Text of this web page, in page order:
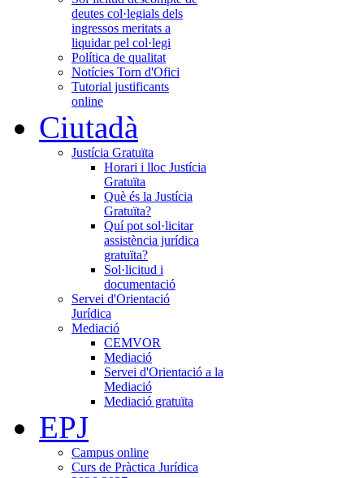
deutes col·legials dels
ingressos meritats a
liquidar pel col·legi
Política de qualitat
Notícies Torn d'Ofici
Tutorial justificants
online
Ciutadà
Justícia Gratuïta
Horari i lloc Justícia
Gratuïta
Què és la Justícia
Gratuïta?
Quí pot sol·licitar
assistència jurídica
gratuïta?
Sol·licitud i
documentació
Servei d'Orientació
Jurídica
Mediació
CEMVOR
Mediació
Servei d'Orientació a la
Mediació
Mediació gratuïta
EPJ
Campus online
Curs de Pràctica Jurídica